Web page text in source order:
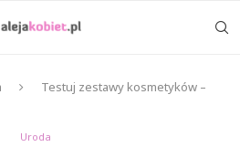
Testuj zestawy kosmetyków –
Uroda